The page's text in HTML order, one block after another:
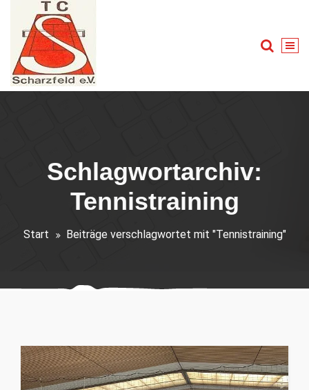
springen
Schlagwortarchiv:
Tennistraining
Start Beiträge verschlagwortet mit "Tennistraining"